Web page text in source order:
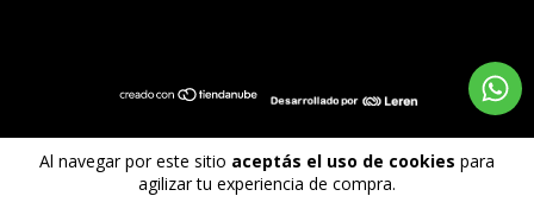
Al navegar por este sitio aceptás el uso de cookies para
agilizar tu experiencia de compra.
© Copyright Billabong Argentina - 2026
Todos los derechos reservados.